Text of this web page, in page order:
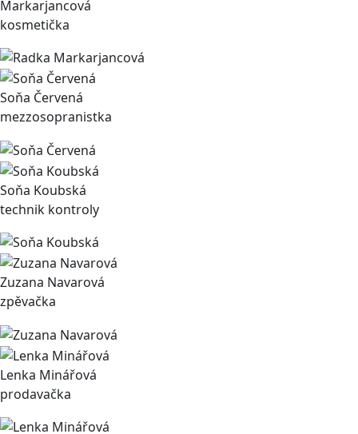
Markarjancová
kosmetička
Soňa Červená
mezzosopranistka
Soňa Koubská
technik kontroly
Zuzana Navarová
zpěvačka
Lenka Minářová
prodavačka